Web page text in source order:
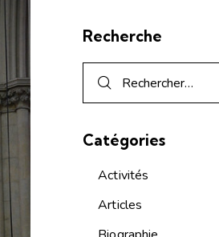
Recherche
Catégories
Activités
Articles